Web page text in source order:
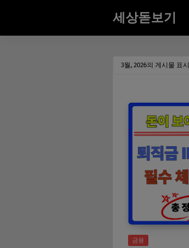
세상돋보기
3월, 2026의 게시물 표시
금융